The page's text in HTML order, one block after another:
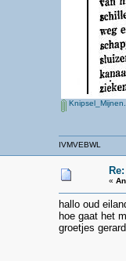
IVMVEBWL
«
hallo oud
hoe gaat het
groetjes gerard